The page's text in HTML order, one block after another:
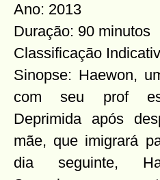
Ano: 2013
Duração: 90 minutos
Classificação
Sinopse: Haewon,
com seu prof
Deprimida após
mãe, que imigrará
dia seguinte,